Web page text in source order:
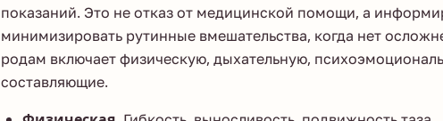
показаний. Это не отказ от медицинской помощи, а
минимизировать рутинные вмешательства, когда нет
родам включает физическую, дыхательную,
составляющие.